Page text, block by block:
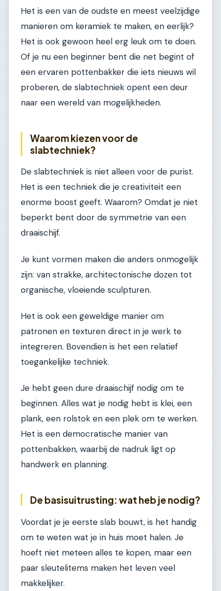
Het is een van de oudste en meest veelzijdige
manieren om keramiek te maken, en eerlijk?
Het is ook gewoon heel erg leuk om te doen.
Of je nu een beginner bent die net begint of
een ervaren pottenbakker die iets nieuws wil
proberen, de slabtechniek opent een deur
naar een wereld van mogelijkheden.
Waarom kiezen voor de
slabtechniek?
De slabtechniek is niet alleen voor de purist.
Het is een techniek die je creativiteit een
enorme boost geeft. Waarom? Omdat je niet
beperkt bent door de symmetrie van een
draaischijf.
Je kunt vormen maken die anders onmogelijk
zijn: van strakke, architectonische dozen tot
organische, vloeiende sculpturen.
Het is ook een geweldige manier om
patronen en texturen direct in je werk te
integreren. Bovendien is het een relatief
toegankelijke techniek.
Je hebt geen dure draaischijf nodig om te
beginnen. Alles wat je nodig hebt is klei, een
plank, een rolstok en een plek om te werken.
Het is een democratische manier van
pottenbakken, waarbij de nadruk ligt op
handwerk en planning.
De basisuitrusting: wat heb je nodig?
Voordat je je eerste slab bouwt, is het handig
om te weten wat je in huis moet halen. Je
hoeft niet meteen alles te kopen, maar een
paar sleutelitems maken het leven veel
makkelijker.